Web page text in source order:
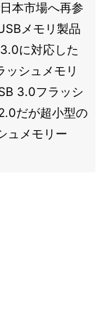
本市場へ再参
メモリ製品
に対応した
ッシュメモリ
3.0フラッシ
だが超小型の
ュメモリー